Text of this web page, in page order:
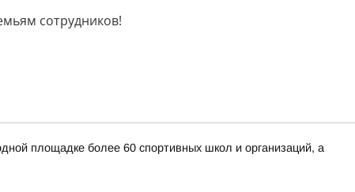
сотрудников!
площадке более 60 спортивных школ и организаций, а